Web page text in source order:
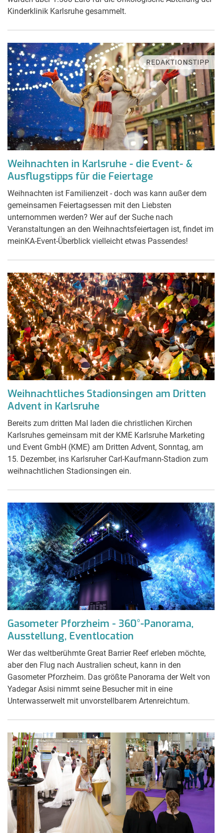
Kinderklinik Karlsruhe gesammelt.
REDAKTIONSTIPP
Weihnachten in Karlsruhe - die Event- &
Ausflugstipps für die Feiertage
Weihnachten ist Familienzeit - doch was kann außer dem
gemeinsamen Feiertagsessen mit den Liebsten
unternommen werden? Wer auf der Suche nach
Veranstaltungen an den Weihnachtsfeiertagen ist, findet im
meinKA-Event-Überblick vielleicht etwas Passendes!
Weihnachtliches Stadionsingen am Dritten
Advent in Karlsruhe
Bereits zum dritten Mal laden die christlichen Kirchen
Karlsruhes gemeinsam mit der KME Karlsruhe Marketing
und Event GmbH (KME) am Dritten Advent, Sonntag, am
15. Dezember, ins Karlsruher Carl-Kaufmann-Stadion zum
weihnachtlichen Stadionsingen ein.
Gasometer Pforzheim - 360°-Panorama,
Ausstellung, Eventlocation
Wer das weltberühmte Great Barrier Reef erleben möchte,
aber den Flug nach Australien scheut, kann in den
Gasometer Pforzheim. Das größte Panorama der Welt von
Yadegar Asisi nimmt seine Besucher mit in eine
Unterwasserwelt mit unvorstellbarem Artenreichtum.